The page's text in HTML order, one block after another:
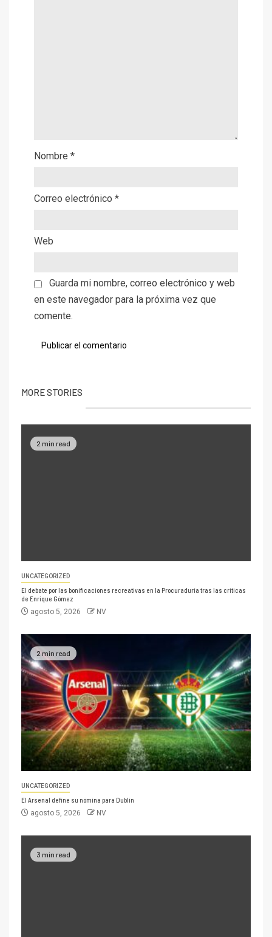
Nombre *
Correo electrónico *
Web
Guarda mi nombre, correo electrónico y web
en este navegador para la próxima vez que
comente.
MORE STORIES
2 min read
UNCATEGORIZED
El debate por las bonificaciones recreativas en la Procuraduría tras las críticas
de Enrique Gómez
agosto 5, 2026 NV
2 min read
UNCATEGORIZED
El Arsenal define su nómina para Dublín
agosto 5, 2026 NV
3 min read